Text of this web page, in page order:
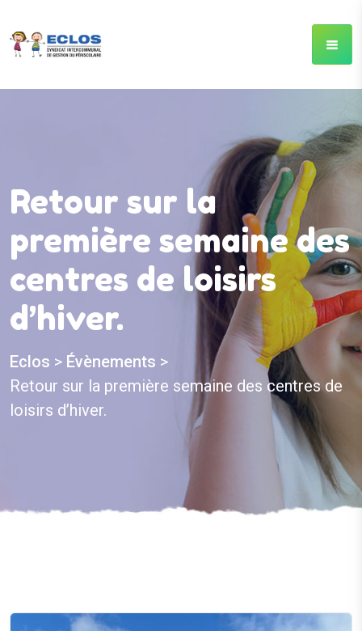
Retour sur la
première semaine des
centres de loisirs
d’hiver.
Eclos > Évènements >
Retour sur la première semaine des centres de
loisirs d’hiver.